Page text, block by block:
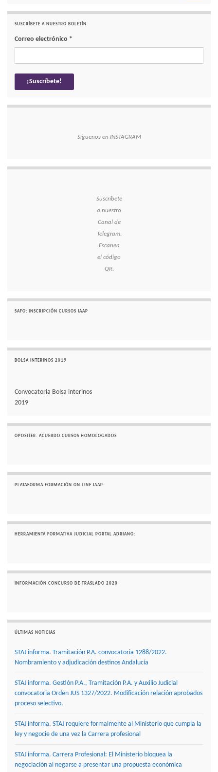
SUSCRÍBETE A NUESTRO BOLETÍN
Correo electrónico *
Síguenos en INSTAGRAM
Suscríbete
a nuestro
Canal de
Telegram.
Escanea
el código
QR.
SAFO: INSCRIPCIÓN CURSOS IAAP
BOLSA INTERINOS 2019
Convocatoria Bolsa interinos
2019
OPOSITER. ACUERDO CURSOS HOMOLOGADOS
PLATAFORMA FORMACIÓN ON LINE IAAP:
HERRAMIENTA FORMATIVA JUDICIAL PORTAL ADRIANO:
INFORMACIÓN CONCURSO DE TRASLADO 2020
ÚLTIMAS NOTICIAS
STAJ informa. Tramitación P.A. convocatoria 1288/2022.
Nombramiento y adjudicación destinos Andalucía
STAJ informa. Gestión P.A., Tramitación P.A. y Auxilio Judicial
convocatoria Orden JUS 1327/2022. Modificación relación aprobados
proceso selectivo.
STAJ informa. STAJ requiere formalmente al Ministerio que cumpla la
ley y negocie de una vez la Carrera profesional
STAJ informa. Carrera Profesional: El Ministerio bloquea la
negociación al negarse a presentar una propuesta económica